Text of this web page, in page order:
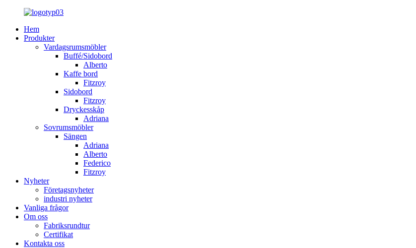
Hem
Produkter
Vardagsrumsmöbler
Buffé/Sidobord
Alberto
Kaffe bord
Fitzroy
Sidobord
Fitzroy
Dryckesskåp
Adriana
Sovrumsmöbler
Sängen
Adriana
Alberto
Federico
Fitzroy
Nyheter
Företagsnyheter
industri nyheter
Vanliga frågor
Om oss
Fabriksrundtur
Certifikat
Kontakta oss